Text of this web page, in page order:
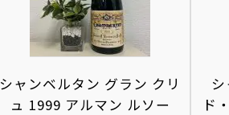
シャンベルタン グラン クリ
ュ 1999 アルマン ルソー
ド